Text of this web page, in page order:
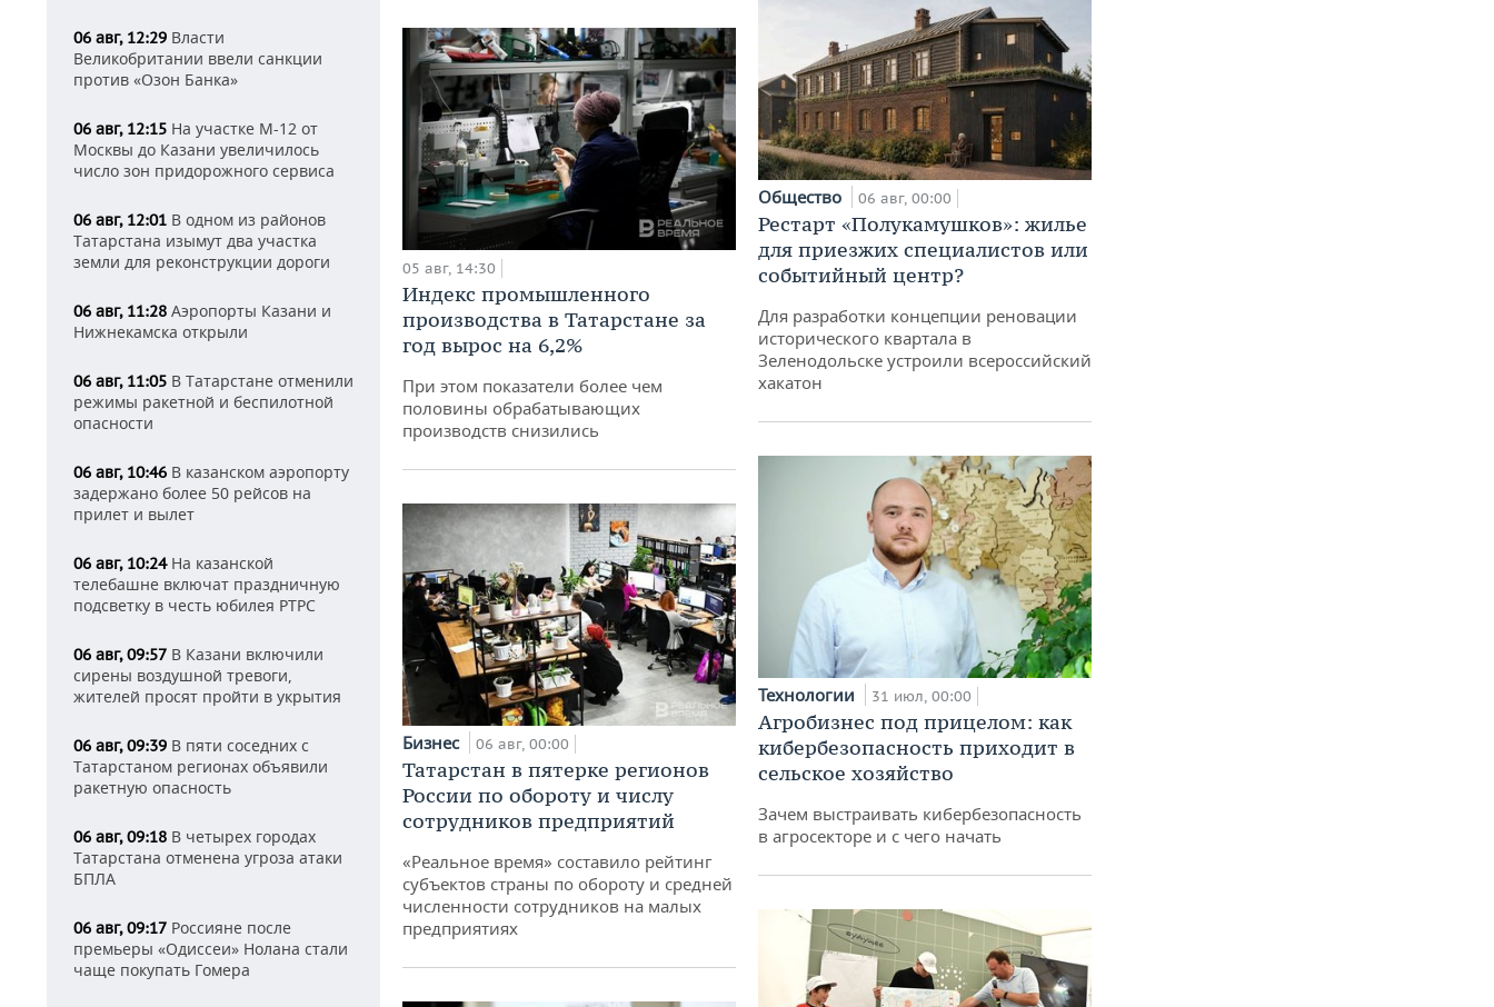
06 авг, 12:29 Власти
Великобритании ввели санкции
против «Озон Банка»
06 авг, 12:15 На участке М-12 от
Москвы до Казани увеличилось
число зон придорожного сервиса
06 авг, 12:01 В одном из районов
Татарстана изымут два участка
земли для реконструкции дороги
06 авг, 11:28 Аэропорты Казани и
Нижнекамска открыли
06 авг, 11:05 В Татарстане отменили
режимы ракетной и беспилотной
опасности
06 авг, 10:46 В казанском аэропорту
задержано более 50 рейсов на
прилет и вылет
06 авг, 10:24На казанской
телебашне включат праздничную
подсветку в честь юбилея РТРС
06 авг, 09:57 В Казани включили
сирены воздушной тревоги,
жителей просят пройти в укрытия
06 авг, 09:39 В пяти соседних с
Татарстаном регионах объявили
ракетную опасность
06 авг, 09:18 В четырех городах
Татарстана отменена угроза атаки
БПЛА
06 авг, 09:17 Россияне после
премьеры «Одиссеи» Нолана стали
чаще покупать Гомера
05 авг, 14:30
Индекс промышленного
производства в Татарстане за
год вырос на 6,2%
При этом показатели более чем
половины обрабатывающих
производств снизились
Бизнес 06 авг, 00:00
Татарстан в пятерке регионов
России по обороту и числу
сотрудников предприятий
«Реальное время» составило рейтинг
субъектов страны по обороту и средней
численности сотрудников на малых
предприятиях
Общество 06 авг, 00:00
Рестарт «Полукамушков»: жилье
для приезжих специалистов или
событийный центр?
Для разработки концепции реновации
исторического квартала в
Зеленодольске устроили всероссийский
хакатон
Технологии 31 июл, 00:00
Агробизнес под прицелом: как
кибербезопасность приходит в
сельское хозяйство
Зачем выстраивать кибербезопасность
в агросекторе и с чего начать